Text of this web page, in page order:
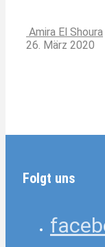
Amira El Shoura
26. März 2020
Folgt uns